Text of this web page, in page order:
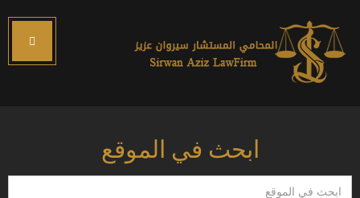
ابحث في الموقع
ابحث